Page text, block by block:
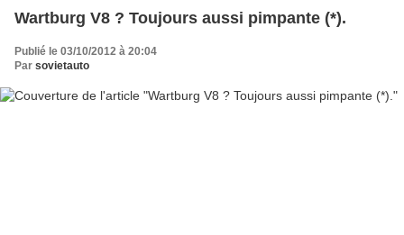
Wartburg V8 ? Toujours aussi pimpante (*).
Publié le 03/10/2012 à 20:04
Par sovietauto